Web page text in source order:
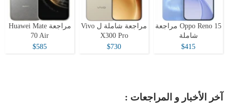
Oppo Reno 15 مراجعة
شاملة
$415
مراجعة شاملة ل Vivo
X300 Pro
$730
مراجعة Huawei Mate
70 Air
$585
آخر الأخبار و المراجعات :